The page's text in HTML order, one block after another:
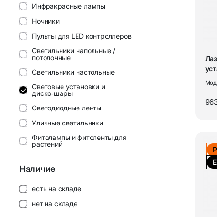
ТВ-антенны
Усилители антенные SWA
Канцелярские товары
Коврики для резки
Магнитные доски
Свет и освещение
светодиодных лент
Аквариумные лампы
Колонки
PoE-
Товары
Инфракрасные лампы
Ночники
Пульты для LED контроллеров
Светильники напольные /
потолочные
Светильники настольные
Световые установки и
диско‑шары
Светодиодные ленты
Уличные светильники
Фитолампы и фитоленты для
растений
Наличие
есть на складе
нет на складе
1 с